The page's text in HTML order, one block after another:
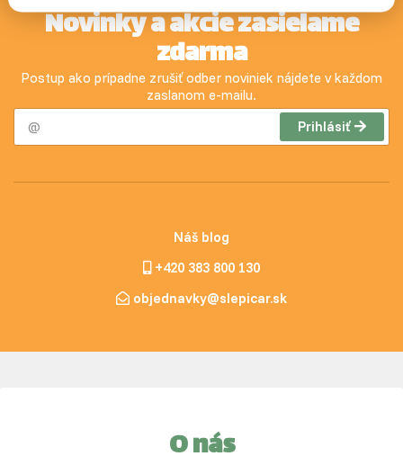
Novinky a akcie zasielame
zdarma
Postup ako prípadne zrušiť odber noviniek nájdete v každom
zaslanom e-mailu.
Prihlásiť
Náš blog
+420 383 800 130
objednavky@slepicar.sk
O nás